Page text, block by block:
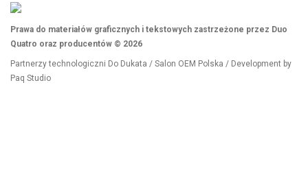
Prawa do materiałów graficznych i tekstowych zastrzeżone przez Duo
Quatro oraz producentów © 2026
Partnerzy technologiczni Do Dukata / Salon OEM Polska / Development by
Paq Studio